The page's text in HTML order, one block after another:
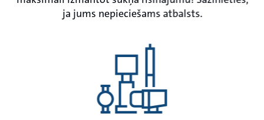
ja jums nepieciešams atbalsts.